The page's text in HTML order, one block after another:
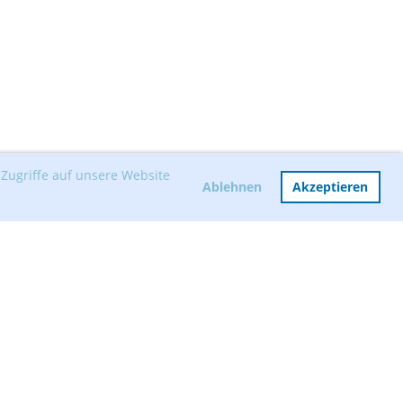
auf unsere Website
Ablehnen Akzeptieren